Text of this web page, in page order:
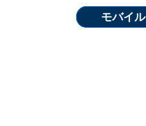
モバイル